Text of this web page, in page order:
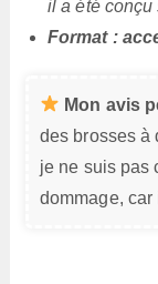
il a été conçu
Format :
Mon avis
des brosses à
je ne suis pas
dommage, car